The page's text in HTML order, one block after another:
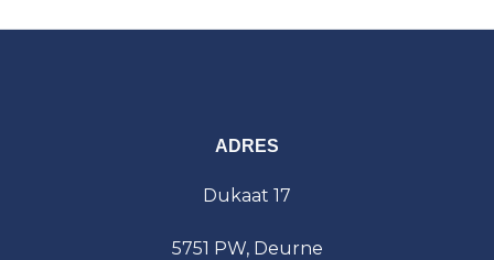
ADRES
Dukaat 17
5751 PW, Deurne